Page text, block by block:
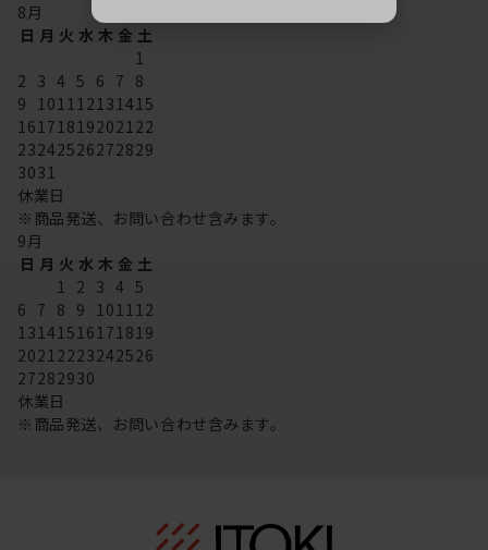
8月
日 月 火 水 木 金 土
1
2 3 4 5 6 7 8
9 101112131415
16171819202122
23242526272829
3031
休業日
※商品発送、お問い合わせ含みます。
9月
日 月 火 水 木 金 土
1 2 3 4 5
6 7 8 9 101112
13141516171819
20212223242526
27282930
休業日
※商品発送、お問い合わせ含みます。